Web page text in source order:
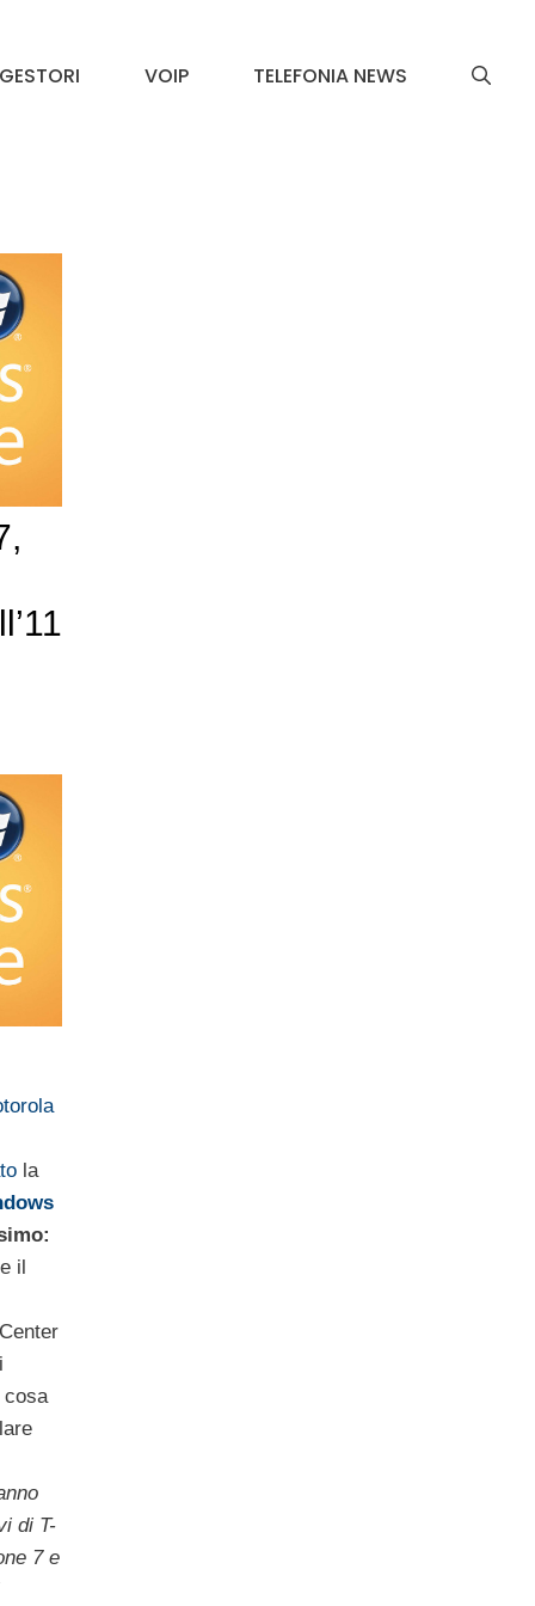
GESTORI VOIP TELEFONIA NEWS
la
il
cosa
di T-
7 e